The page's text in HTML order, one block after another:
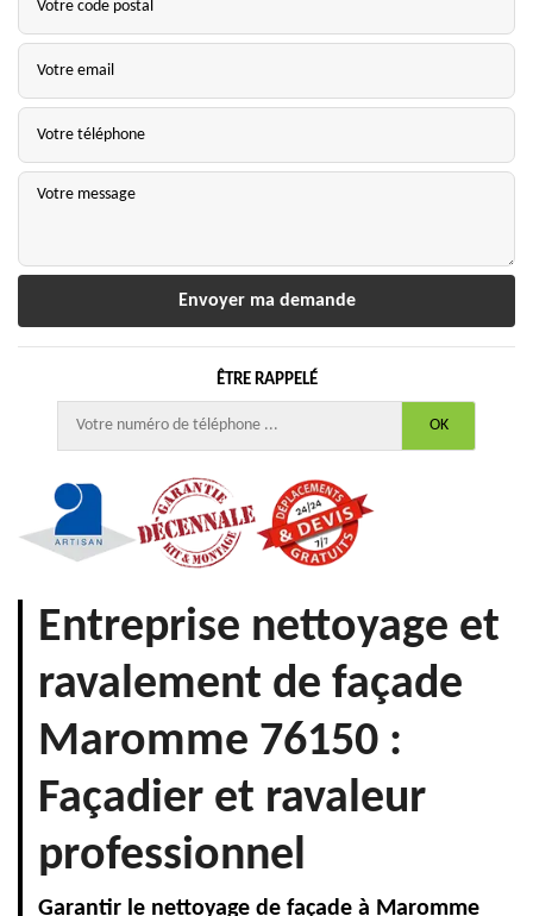
ÊTRE RAPPELÉ
Entreprise nettoyage et
ravalement de façade
Maromme 76150 :
Façadier et ravaleur
professionnel
Garantir le nettoyage de façade à Maromme